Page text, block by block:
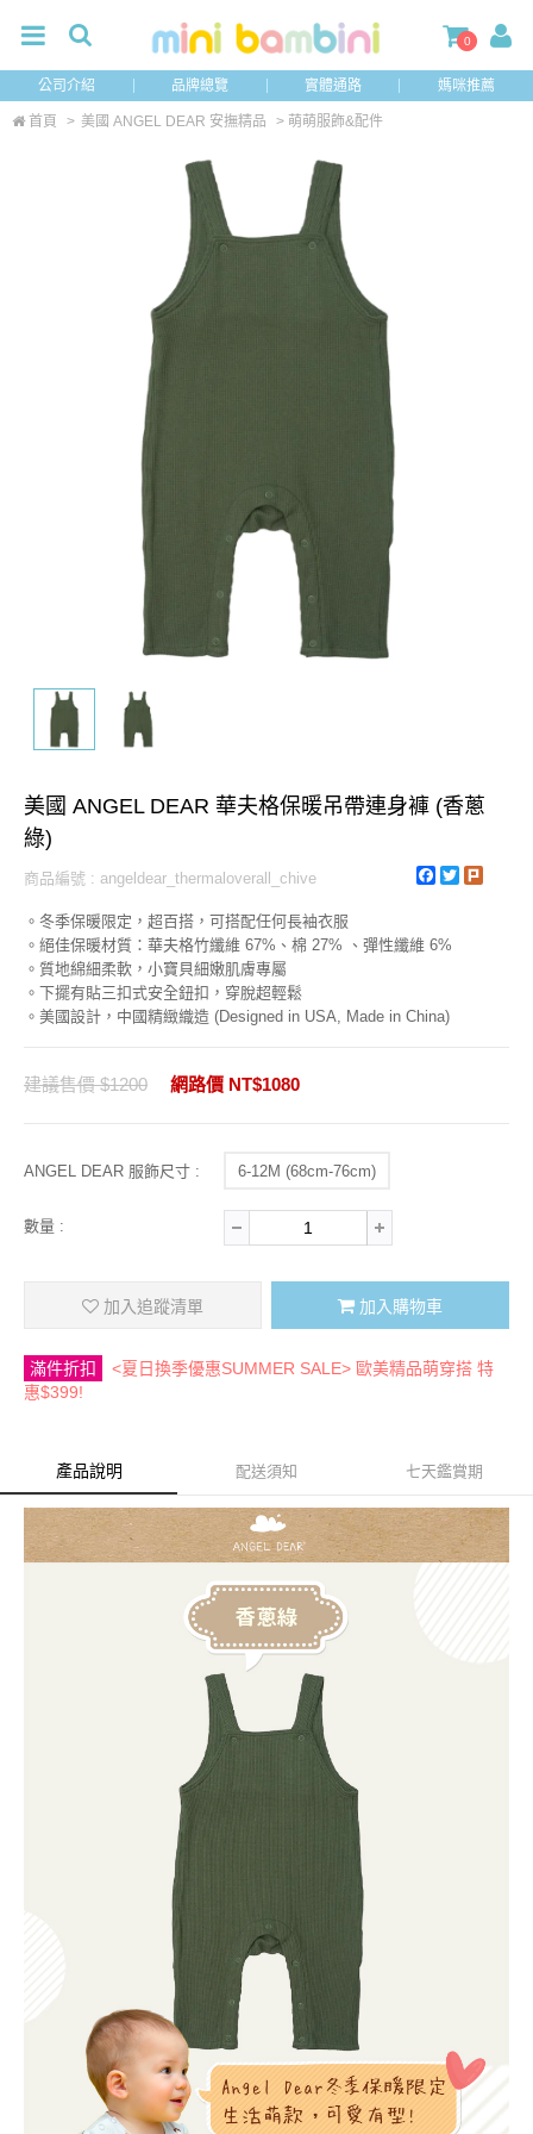
0
公司介紹 品牌總覽 實體通路 媽咪推薦
首頁 > 美國 ANGEL DEAR 安撫精品 > 萌萌服飾&配件
美國 ANGEL DEAR 華夫格保暖吊帶連身褲 (香蔥
綠)
Facebook
Twitter
商品編號 : angeldear_thermaloverall_chive
。冬季保暖限定，超百搭，可搭配任何長袖衣服
。絕佳保暖材質：華夫格竹纖維 67%、棉 27% 、彈性纖維 6%
。質地綿細柔軟，小寶貝細嫩肌膚專屬
。下擺有貼三扣式安全鈕扣，穿脫超輕鬆
。美國設計，中國精緻織造 (Designed in USA, Made in China)
建議售價 $1200 網路價 NT$1080
ANGEL DEAR 服飾尺寸 : 6-12M (68cm-76cm)
數量 :
加入追蹤清單 加入購物車
滿件折扣
<夏日換季優惠SUMMER SALE> 歐美精品萌穿搭 特
惠$399!
產品說明 配送須知 七天鑑賞期